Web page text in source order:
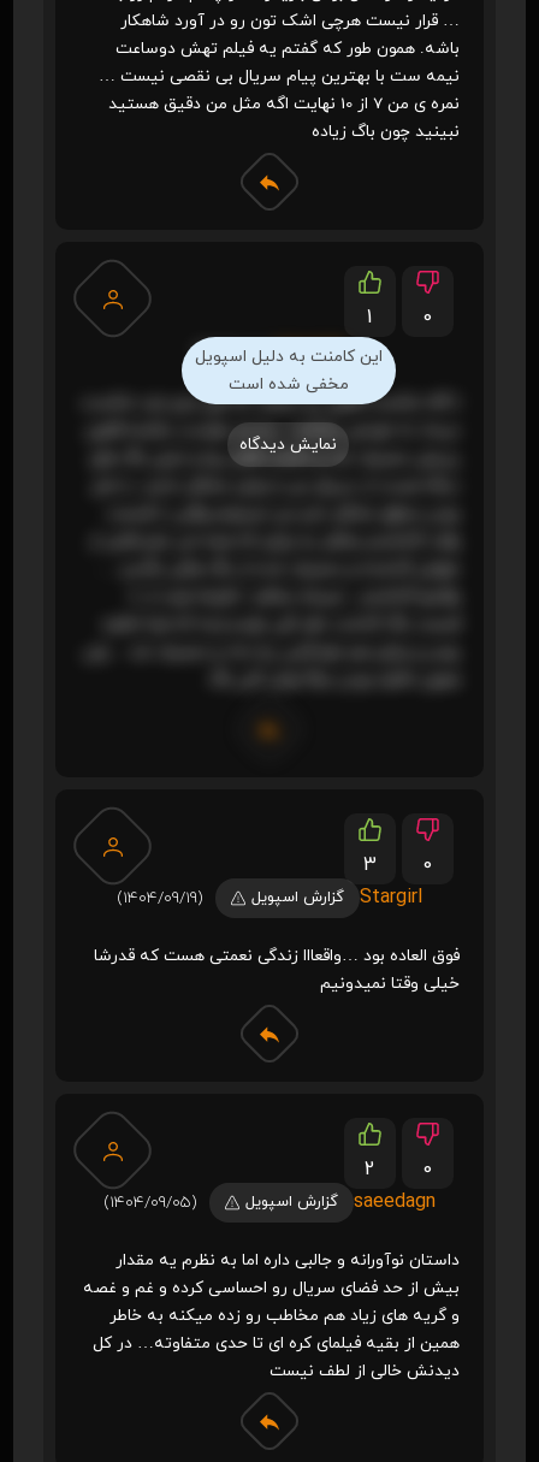
… قرار نیست هرچی اشک تون رو در آورد شاهکار
باشه. همون طور که گفتم یه فیلم تهش دوساعت
نیمه ست با بهترین پیام سریال بی نقصی نیست …
نمره ی من 7 از 10 نهایت اگه مثل من دقیق هستید
نبینید چون باگ زیاده
1
0
meysam
(1404/11/10)
این کامنت به دلیل اسپویل
مخفی شده است
نمایش دیدگاه
( اگه شکست قانون رو میگید که اون یارو باید شکست
میداد نه خودش بشکنه… یه بار خواست بکشنه قانون
رو ولی منصرف شد و نکشت قاتل رو) و خیلی باگ های
3
0
Stargirl
گزارش اسپویل (1404/09/19)
فوق العاده بود …واقعااا زندگی نعمتی هست که قدرشا
خیلی وقتا نمیدونیم
2
0
saeedagn
گزارش اسپویل (1404/09/05)
داستان نوآورانه و جالبی داره اما به نظرم یه مقدار
بیش از حد فضای سریال رو احساسی کرده و غم و غصه
و گریه های زیاد هم مخاطب رو زده میکنه به خاطر
همین از بقیه فیلمای کره ای تا حدی متفاوته… در کل
دیدنش خالی از لطف نیست